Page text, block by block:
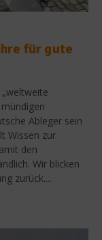
für gute
Ableger sein
Wissen zur
den
Wir blicken
zurück....